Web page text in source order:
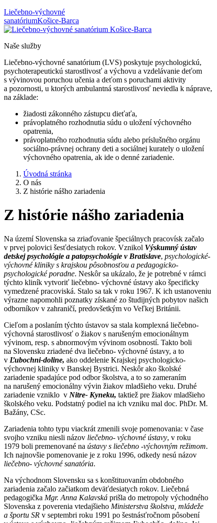
Liečebno-výchovné
sanatóriumKošice-Barca
Naše služby
Liečebno-výchovné sanatórium (LVS) poskytuje psychologickú,
psychoterapeutickú starostlivosť a výchovu a vzdelávanie deťom
s vývinovou poruchou učenia a deťom s poruchami aktivity
a pozornosti, u ktorých ambulantná starostlivosť neviedla k náprave,
na základe:
žiadosti zákonného zástupcu dieťaťa,
právoplatného rozhodnutia súdu o uložení výchovného
opatrenia,
právoplatného rozhodnutia súdu alebo príslušného orgánu
sociálno-právnej ochrany deti a sociálnej kurately o uložení
výchovného opatrenia, ak ide o denné zariadenie.
Úvodná stránka
O nás
Z histórie nášho zariadenia
Z histórie nášho zariadenia
Na území Slovenska sa zriaďovanie špeciálnych pracovísk začalo
v prvej polovici šesťdesiatych rokov. Vznikol Výskumný ústav
detskej psychológie a patopsychológie v Bratislave, psychologické-
výchovné kliniky s krajskou pôsobnosťou a pedagogicko-
psychologické poradne. Neskôr sa ukázalo, že je potrebné v rámci
týchto kliník vytvoriť liečebno- výchovné ústavy ako špecificky
vymedzené pracoviská. Stalo sa tak v roku 1967. K ich ustanoveniu
výrazne napomohli poznatky získané zo študijných pobytov našich
odborníkov v zahraničí, predovšetkým vo Veľkej Británii.
Cieľom a poslaním týchto ústavov sa stala komplexná liečebno-
výchovná starostlivosť o žiakov s narušeným emocionálnym
vývinom, resp. s abnormovým vývinom osobností. Takto boli
na Slovensku zriadené dva liečebno- výchovné ústavy, a to
v Ľubochni-doline, ako oddelenie Krajskej psychologicko-
výchovnej kliniky v Banskej Bystrici. Neskôr ako školské
zariadenie spadajúce pod odbor školstva, a to so zameraním
na narušený emocionálny vývin žiakov mladšieho veku. Druhé
zariadenie vzniklo v Nitre- Kyneku, taktiež pre žiakov mladšieho
školského veku. Podstatný podiel na ich vzniku mal doc. PhDr. M.
Bažány, CSc.
Zariadenia tohto typu viackrát zmenili svoje pomenovania: v čase
svojho vzniku niesli názov liečebno- výchovné ústavy, v roku
1979 boli premenované na ústavy s liečebno -výchovným režimom.
Ich najnovšie pomenovanie je z roku 1996, odkedy nesú názov
liečebno- výchovné sanatória.
Na východnom Slovensku sa s konštituovaním obdobného
zariadenia začalo začiatkom deväťdesiatych rokov. Liečebná
pedagogička Mgr. Anna Kalavská prišla do metropoly východného
Slovenska z poverenia vtedajšieho Ministerstva školstva, mládeže
a športu SR v septembri roku 1991 po šestnásťročnom pôsobení